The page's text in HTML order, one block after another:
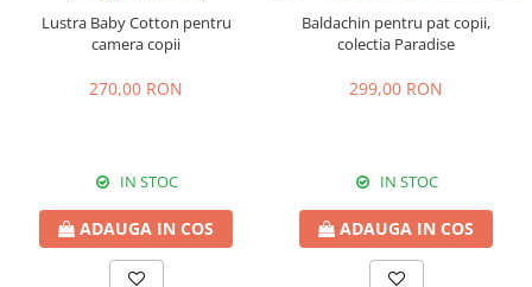
Lustra Baby Cotton pentru
camera copii
270,00 RON
IN STOC
ADAUGA IN COS
Baldachin pentru pat copii,
colectia Paradise
299,00 RON
IN STOC
ADAUGA IN COS